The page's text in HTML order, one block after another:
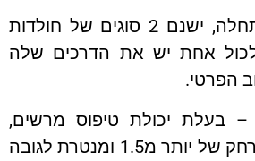
כמו שהזכרתי בהתחלה, ישנם 2 סוגים של חולדות
אחת יש את הדרכים שלה
יכולת טיפוס מרשים,
מסוגלת לקפוץ למרחק של יותר מ1.5 ומנטרת לגובה